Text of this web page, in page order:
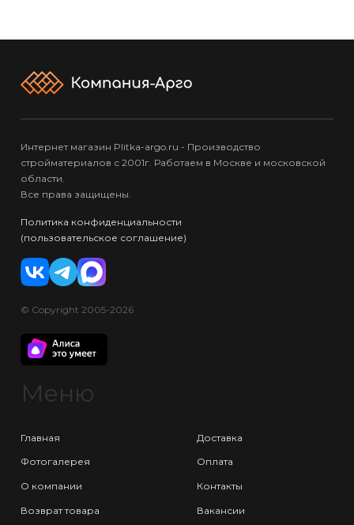
Интернет магазин Plitka-argo.ru - Производство
стройматериалов с 2001г. Работаем в Москве и московской
области.
Все права защищены.
Политика конфиденциальности
(пользовательское соглашение)
© Copyright 2005-2026
Меню
Главная
Фотогалерея
О компании
Возврат товара
Доставка
Оплата
Контакты
Вакансии